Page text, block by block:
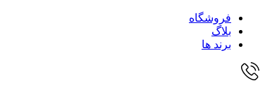
فروشگاه
بلاگ
برند ها